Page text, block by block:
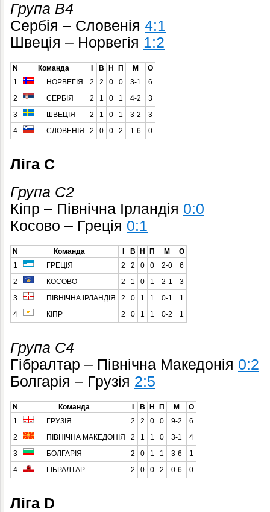
Група B4
Сербія – Словенія 4:1
Швеція – Норвегія 1:2
N Команда В Н П М
О
1
НОРВЕГІЯ 2 2 0 0 3-1
6
2
СЕРБІЯ 2 1 0 1 4-2
3
3
ШВЕЦІЯ 2 1 0 1 3-2
3
4
СЛОВЕНІЯ 2 0 0 2 1-6 0
Ліга C
Група C2
Кіпр – Північна Ірландія 0:0
Косово – Греція 0:1
N Команда В Н П М
О
1
ГРЕЦІЯ 2 2 0 0 2-0
6
2
КОСОВО 2 1 0 1 2-1
3
3
ПІВНІЧНА ІРЛАНДІЯ 2 0 1 1 0-1
1
4
КіПР 2 0 1 1 0-2 1
Група C4
Гібралтар – Північна Македонія 0:2
Болгарія – Грузія 2:5
N Команда В Н П М
О
1
ГРУЗІЯ 2 2 0 0 9-2
6
2
ПІВНІЧНА МАКЕДОНІЯ 2 1 1 0 3-1
4
3
БОЛГАРІЯ 2 0 1 1 3-6
1
4
ГІБРАЛТАР 2 0 0 2 0-6 0
Ліга D